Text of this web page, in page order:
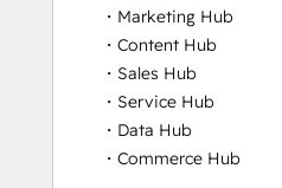
・Marketing Hub
・Content Hub
・Sales Hub
・Service Hub
・Data Hub
・Commerce Hub